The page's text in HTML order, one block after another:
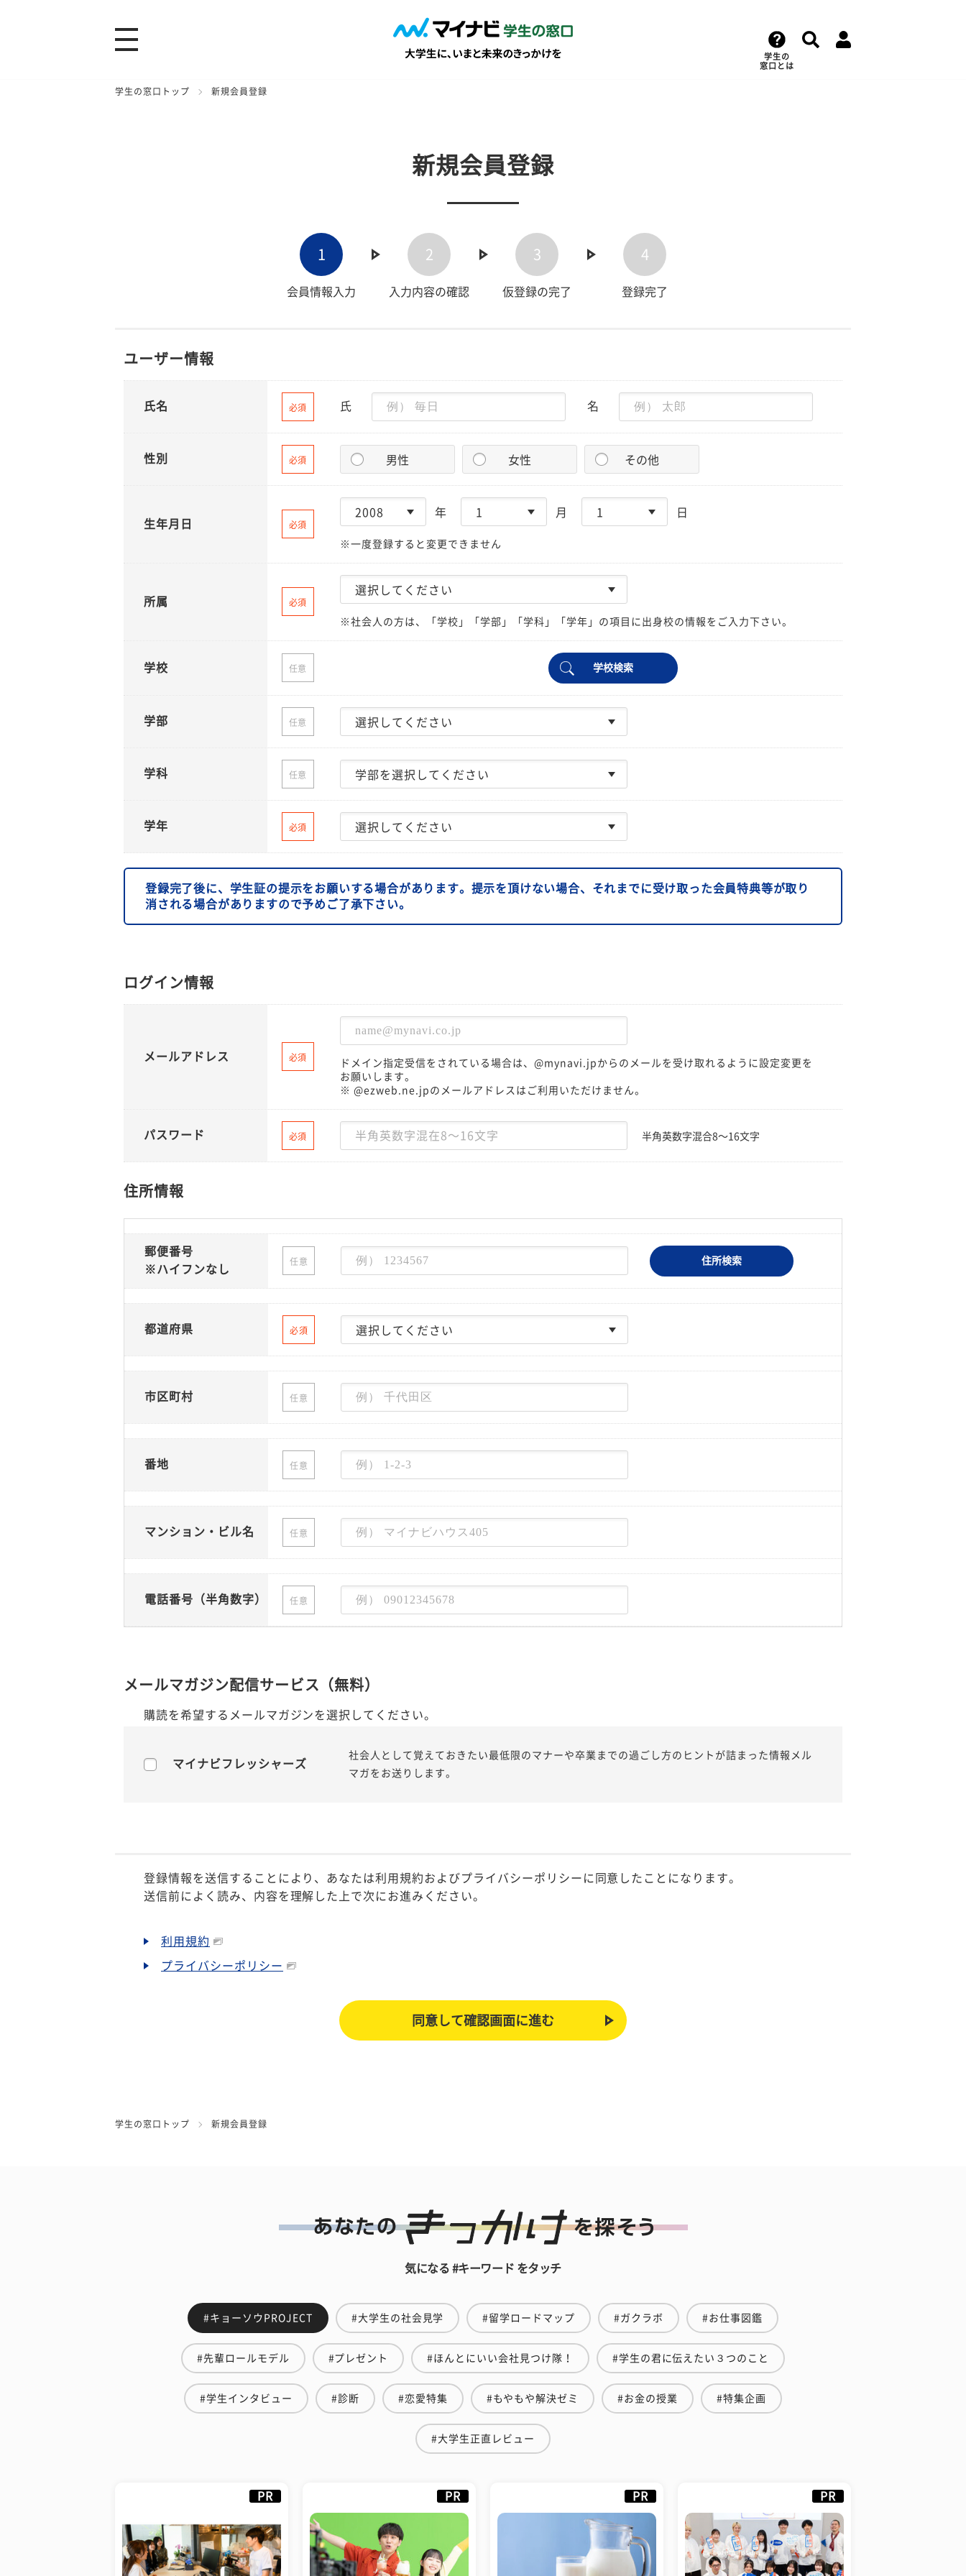
学生の
窓口とは
学生の窓口トップ 新規会員登録
新規会員登録
1
会員情報入力
2
入力内容の確認
3
仮登録の完了
4
登録完了
ユーザー情報
氏名 必須 氏 名
性別 必須 男性 女性 その他
生年月日 必須
年 月 日
※一度登録すると変更できません
所属 必須
※社会人の方は、「学校」「学部」「学科」「学年」の項目に出身校の情報をご入力下さい。
学校 任意 学校検索
学部 任意
学科 任意
学年 必須
登録完了後に、学生証の提示をお願いする場合があります。提示を頂けない場合、それまでに受け取った会員特典等が取り
消される場合がありますので予めご了承下さい。
ログイン情報
メールアドレス 必須
ドメイン指定受信をされている場合は、@mynavi.jpからのメールを受け取れるように設定変更を
お願いします。
※ @ezweb.ne.jpのメールアドレスはご利用いただけません。
パスワード 必須 半角英数字混合8〜16文字
住所情報
郵便番号
※ハイフンなし
任意 住所検索
都道府県 必須
市区町村 任意
番地 任意
マンション・ビル名 任意
電話番号（半角数字） 任意
メールマガジン配信サービス（無料）
購読を希望するメールマガジンを選択してください。
マイナビフレッシャーズ
社会人として覚えておきたい最低限のマナーや卒業までの過ごし方のヒントが詰まった情報メル
マガをお送りします。
登録情報を送信することにより、あなたは利用規約およびプライバシーポリシーに同意したことになります。
送信前によく読み、内容を理解した上で次にお進みください。
利用規約
プライバシーポリシー
学生の窓口トップ 新規会員登録
気になる #キーワード をタッチ
#キョーソウPROJECT #大学生の社会見学 #留学ロードマップ #ガクラボ #お仕事図鑑
#先輩ロールモデル #プレゼント #ほんとにいい会社見つけ隊！ #学生の君に伝えたい３つのこと
#学生インタビュー #診断 #恋愛特集 #もやもや解決ゼミ #お金の授業 #特集企画
#大学生正直レビュー
PR PR PR PR